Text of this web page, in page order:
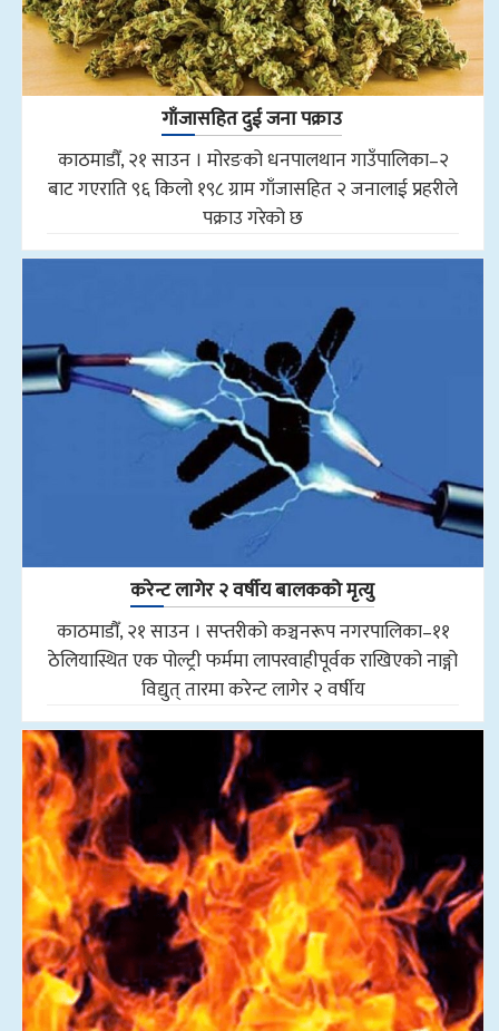
गाँजासहित दुई जना पक्राउ
काठमाडौँ, २१ साउन । मोरङको धनपालथान गाउँपालिका–२
बाट गएराति ९६ किलो १९८ ग्राम गाँजासहित २ जनालाई प्रहरीले
पक्राउ गरेको छ
करेन्ट लागेर २ वर्षीय बालकको मृत्यु
काठमाडौँ, २१ साउन । सप्तरीको कञ्चनरूप नगरपालिका–११
ठेलियास्थित एक पोल्ट्री फर्ममा लापरवाहीपूर्वक राखिएको नाङ्गो
विद्युत् तारमा करेन्ट लागेर २ वर्षीय